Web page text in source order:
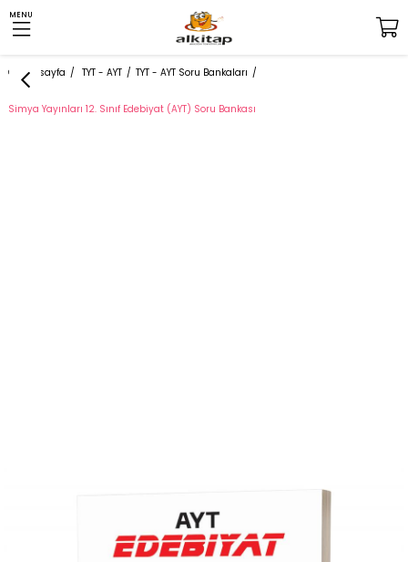
MENU
Anasayfa TYT - AYT TYT - AYT Soru Bankaları
Simya Yayınları 12. Sınıf Edebiyat (AYT) Soru Bankası